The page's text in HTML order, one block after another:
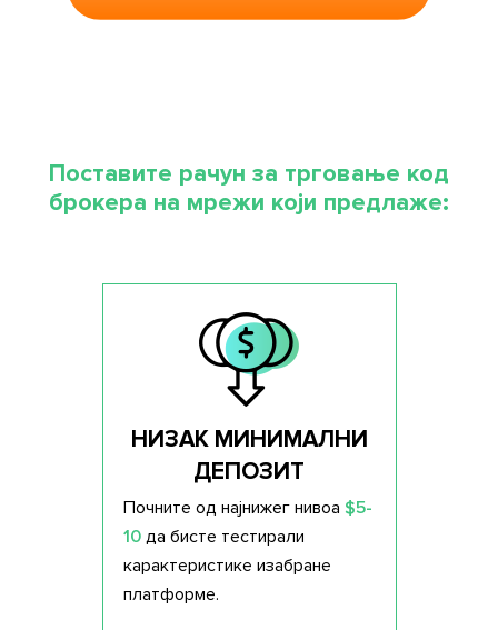
Поставите рачун за трговање код
брокера на мрежи који предлаже:
НИЗАК МИНИМАЛНИ
ДЕПОЗИТ
Почните од најнижег нивоа $5-
10да бисте тестирали
карактеристике изабране
платформе.